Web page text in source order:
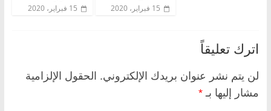
15 فبراير، 2020 15 فبراير، 2020
اترك تعليقاً
لن يتم نشر عنوان بريدك الإلكتروني. الحقول الإلزامية
مشار إليها بـ *